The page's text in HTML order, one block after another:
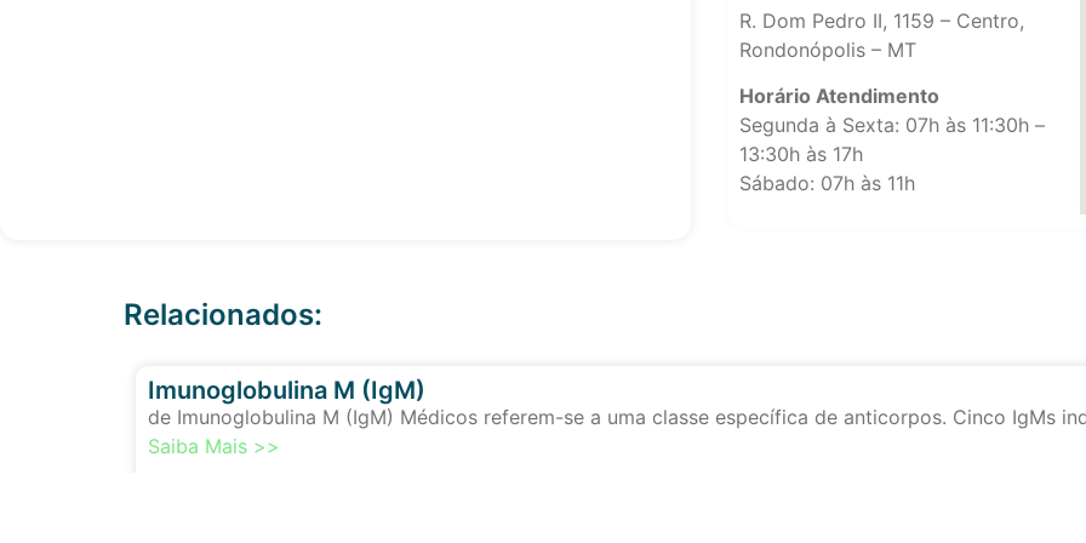
R. Dom Pedro II, 1159 – Centro,
Rondonópolis – MT
Horário Atendimento
Segunda à Sexta: 07h às 11:30h –
13:30h às 17h
Sábado: 07h às 11h
Relacionados:
Imunoglobulina M (IgM)
de Imunoglobulina M (IgM) Médicos referem-se a uma classe específica de anticorpos. Cinco IgMs
Saiba Mais >>